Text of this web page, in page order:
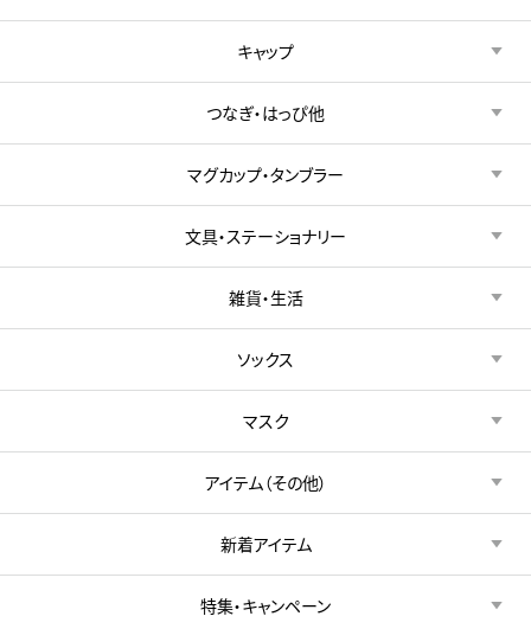
キャップ
つなぎ・はっぴ他
マグカップ・タンブラー
文具・ステーショナリー
雑貨・生活
ソックス
マスク
アイテム（その他）
新着アイテム
特集・キャンペーン